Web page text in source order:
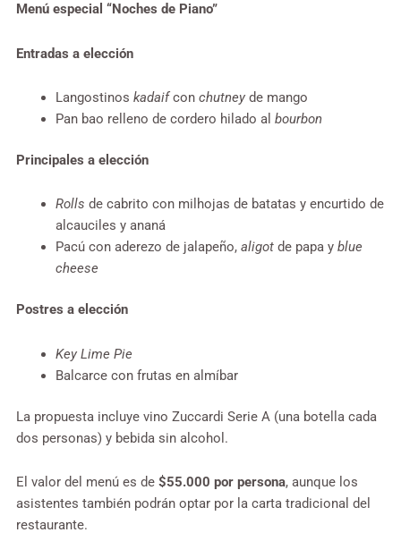
Menú especial “Noches de Piano”
Entradas a elección
Langostinos kadaifcon chutneyde mango
Pan bao relleno de cordero hilado al bourbon
Principales a elección
Rolls de cabrito con milhojas de batatas y encurtido de
alcauciles y ananá
Pacú con aderezo de jalapeño, aligotde papa y blue
cheese
Postres a elección
Key Lime Pie
Balcarce con frutas en almíbar
La propuesta incluye vino Zuccardi Serie A (una botella cada
dos personas) y bebida sin alcohol.
El valor del menú es de $55.000 por persona, aunque los
asistentes también podrán optar por la carta tradicional del
restaurante.